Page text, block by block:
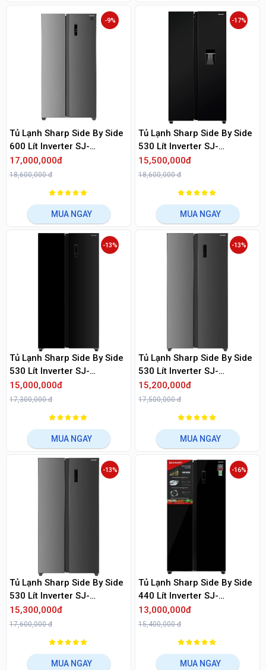
Tủ Lạnh Sharp Side By Side
600 Lít Inverter SJ-
SBXP600V-SL
17,000,000đ
18,600,000 đ
-9%
MUA NGAY
Tủ Lạnh Sharp Side By Side
530 Lít Inverter SJ-
SBX530WD-DG
15,500,000đ
18,600,000 đ
-17%
MUA NGAY
Tủ Lạnh Sharp Side By Side
530 Lít Inverter SJ-
SBX530VG-BK
15,000,000đ
17,300,000 đ
-13%
MUA NGAY
Tủ Lạnh Sharp Side By Side
530 Lít Inverter SJ-
SBX530V-DS
15,200,000đ
17,500,000 đ
-13%
MUA NGAY
Tủ Lạnh Sharp Side By Side
530 Lít Inverter SJ-
SBX530V-SL
15,300,000đ
17,600,000 đ
-13%
MUA NGAY
Tủ Lạnh Sharp Side By Side
440 Lít Inverter SJ-
SBX440VG-BK
13,000,000đ
15,400,000 đ
-16%
MUA NGAY